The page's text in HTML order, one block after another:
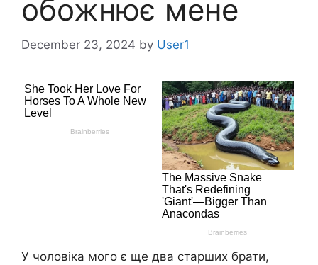
обожнює мене
December 23, 2024 by User1
У чоловіка мого є ще два старших брати,